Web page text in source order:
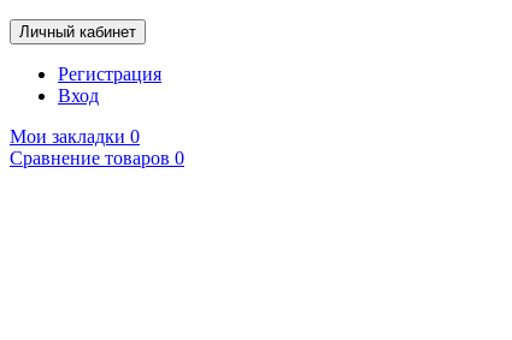
Личный кабинет
Регистрация
Вход
Мои закладки 0
Сравнение товаров 0